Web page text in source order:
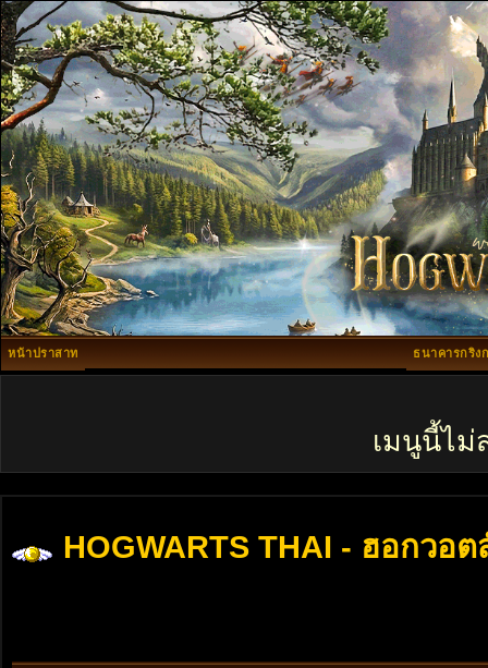
หน้าปราสาท ธนาคารกริง
เมนูนี้ไม่
HOGWARTS THAI - ฮอกวอต